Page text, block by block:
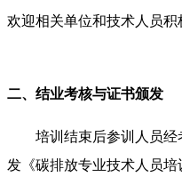
欢迎相关单位和技术人员积
二、 结业考核与证书颁发
培训结束后参训人员
发《碳排放专业技术人员